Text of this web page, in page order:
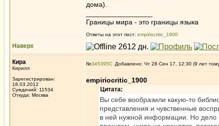
дома).
Границы мира - это границы языка
Ответы на этот пост: empiriocritic_1900
Наверх
Кира
Кирилл
Зарегистрирован:
18.03.2012
Суждений: 11534
Откуда: Москва
№345395 Добавлено: Чт 28 Сен 17, 12:30 (9 лет
empiriocritic_1900
Цитата:
Вы себе вообразили какую-то
представления и чувственные
в ней нужной информации. Но дело